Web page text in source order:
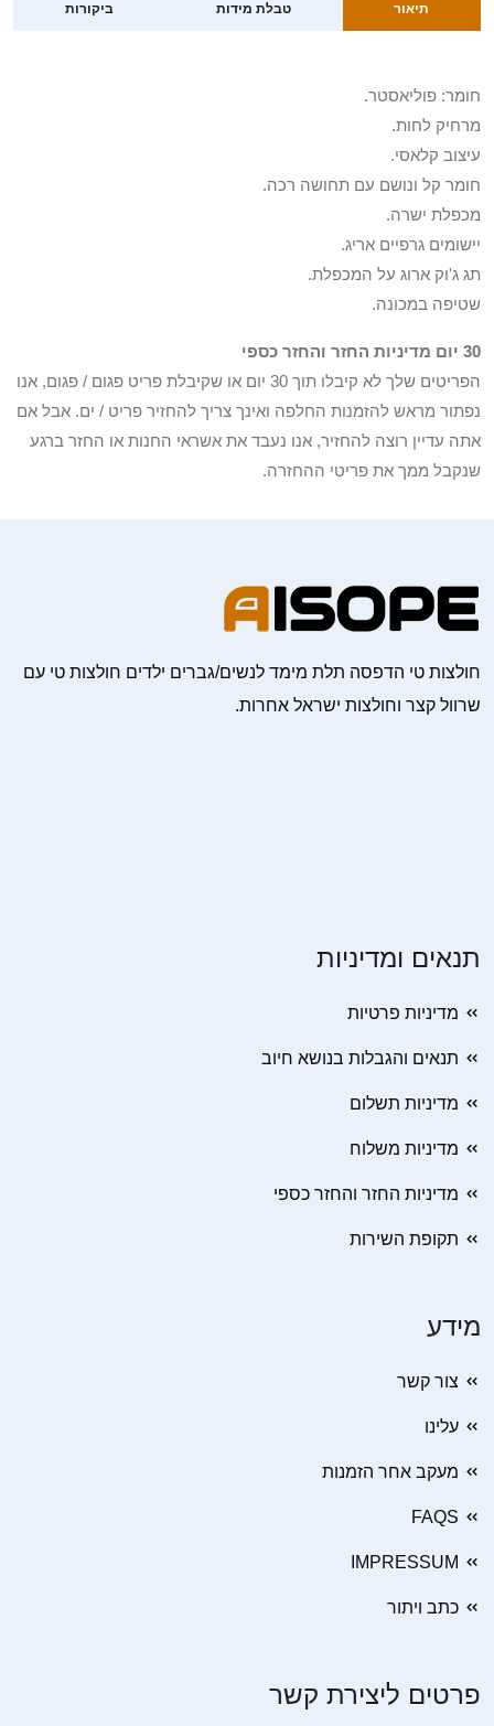
תיאור טבלת מידות ביקורות
חומר: פוליאסטר.
מרחיק לחות.
עיצוב קלאסי.
חומר קל ונושם עם תחושה רכה.
מכפלת ישרה.
יישומים גרפיים אריג.
תג ג'וק ארוג על המכפלת.
שטיפה במכונה.
30 יום מדיניות החזר והחזר כספי
הפריטים שלך לא קיבלו תוך 30 יום או שקיבלת פריט פגום / פגום, אנו
נפתור מראש להזמנות החלפה ואינך צריך להחזיר פריט / ים. אבל אם
אתה עדיין רוצה להחזיר, אנו נעבד את אשראי החנות או החזר ברגע
שנקבל ממך את פריטי ההחזרה.
חולצות טי הדפסה תלת מימד לנשים/גברים ילדים חולצות טי עם
שרוול קצר וחולצות ישראל אחרות.
תנאים ומדיניות
מדיניות פרטיות
תנאים והגבלות בנושא חיוב
מדיניות תשלום
מדיניות משלוח
מדיניות החזר והחזר כספי
תקופת השירות
מידע
צור קשר
עלינו
מעקב אחר הזמנות
FAQS
IMPRESSUM
כתב ויתור
פרטים ליצירת קשר